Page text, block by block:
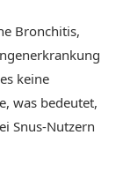
Bronchitis,
keine
was bedeutet,
Snus-Nutzern